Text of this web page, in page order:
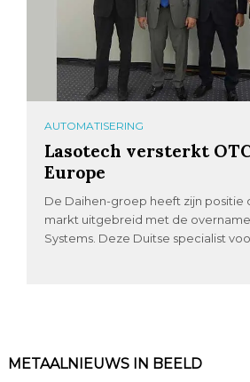
AUTOMATISERING
Lasotech versterkt
Europe
De Daihen-groep heeft zijn positie
markt uitgebreid met de
Systems. Deze Duitse specialist
METAALNIEUWS IN BEELD